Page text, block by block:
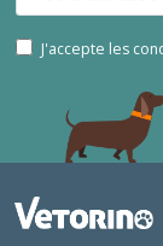
J'accepte les